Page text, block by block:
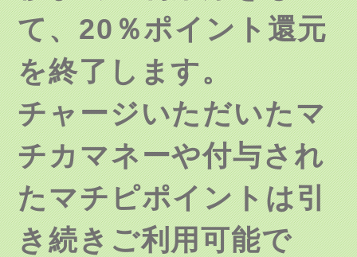
て、20％ポイント還元
を終了します。
チャージいただいたマ
チカマネーや付与され
たマチピポイントは引
き続きご利用可能で